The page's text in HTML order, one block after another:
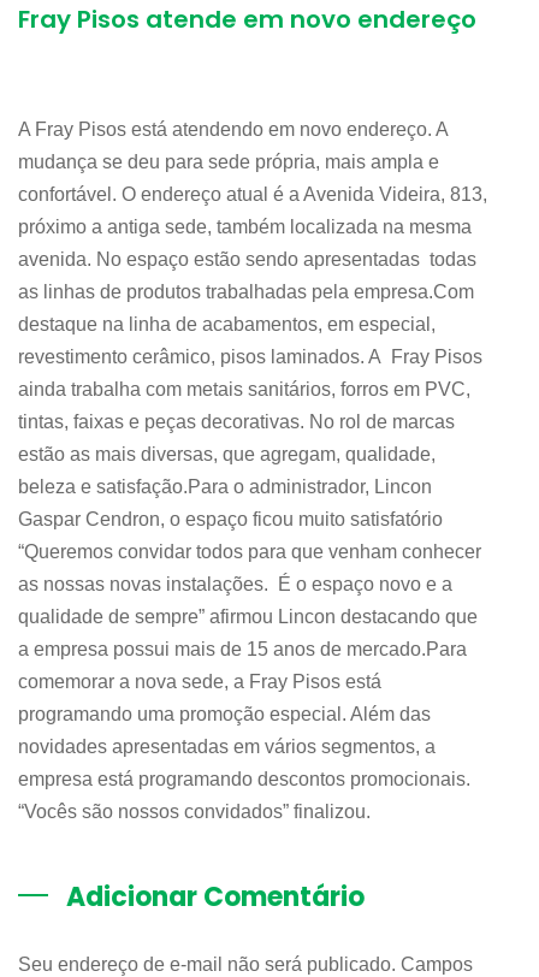
Fray Pisos atende em novo endereço
A Fray Pisos está atendendo em novo endereço. A
mudança se deu para sede própria, mais ampla e
confortável. O endereço atual é a Avenida Videira, 813,
próximo a antiga sede, também localizada na mesma
avenida. No espaço estão sendo apresentadas todas
as linhas de produtos trabalhadas pela empresa.Com
destaque na linha de acabamentos, em especial,
revestimento cerâmico, pisos laminados. A Fray Pisos
ainda trabalha com metais sanitários, forros em PVC,
tintas, faixas e peças decorativas. No rol de marcas
estão as mais diversas, que agregam, qualidade,
beleza e satisfação.Para o administrador, Lincon
Gaspar Cendron, o espaço ficou muito satisfatório
“Queremos convidar todos para que venham conhecer
as nossas novas instalações. É o espaço novo e a
qualidade de sempre” afirmou Lincon destacando que
a empresa possui mais de 15 anos de mercado.Para
comemorar a nova sede, a Fray Pisos está
programando uma promoção especial. Além das
novidades apresentadas em vários segmentos, a
empresa está programando descontos promocionais.
“Vocês são nossos convidados” finalizou.
Adicionar Comentário
Seu endereço de e-mail não será publicado. Campos